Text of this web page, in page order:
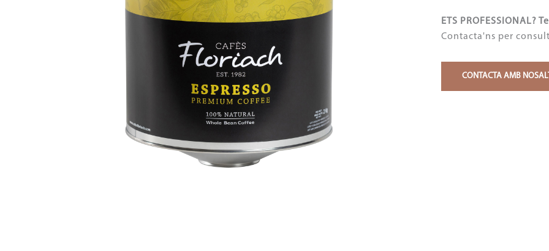
ETS PROFESSIONAL?
Contacta'ns per
CONTACTA AMB